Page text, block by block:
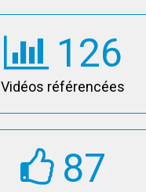
126
Vidéos référencées
87